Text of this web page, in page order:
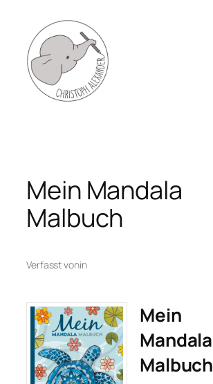
Inhalt
springen
Mein Mandala
Malbuch
Verfasst vonin
Mein
Mandala
Malbuch